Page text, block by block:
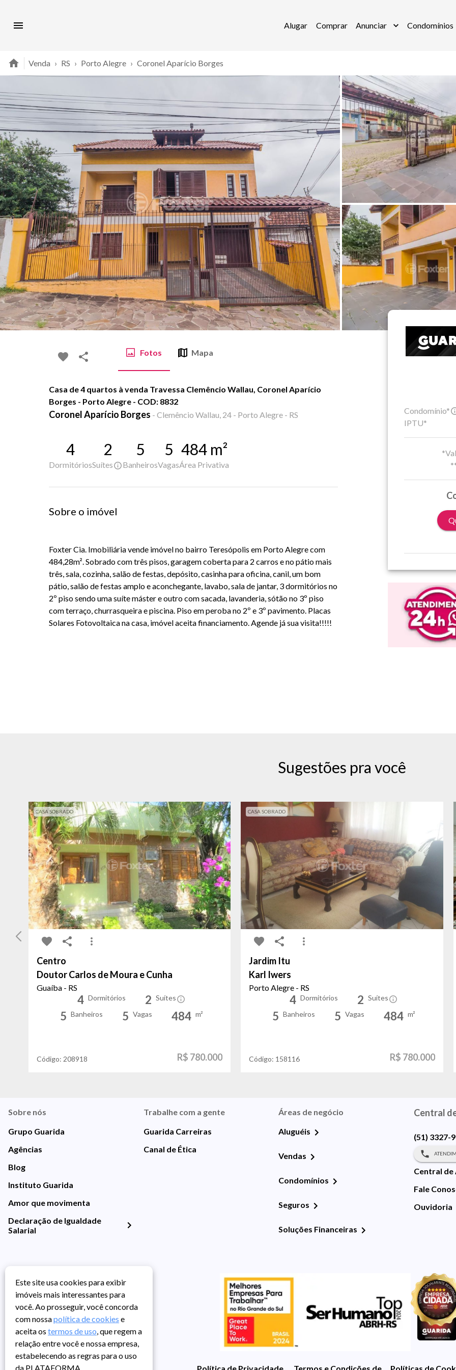
Alugar Comprar Anunciar Condomínios
Venda › RS › Porto Alegre › Coronel Aparício Borges
Fotos Mapa
Casa de 4 quartos à venda Travessa Clemêncio Wallau, Coronel Aparício
Borges - Porto Alegre - COD: 8832
Coronel Aparício Borges - Clemêncio Wallau, 24 - Porto Alegre - RS
4
Dormitórios
2
Suítes
5
Banheiros
5
Vagas
484 m²
Área Privativa
Sobre o imóvel
Foxter Cia. Imobiliária vende imóvel no bairro Teresópolis em Porto Alegre com
484,28m². Sobrado com três pisos, garagem coberta para 2 carros e no pátio mais
três, sala, cozinha, salão de festas, depósito, casinha para oficina, canil, um bom
pátio, salão de festas amplo e aconchegante, lavabo, sala de jantar, 3 dormitórios no
2º piso sendo uma suíte máster e outro com sacada, lavanderia, sótão no 3º piso
com terraço, churrasqueira e piscina. Piso em peroba no 2º e 3º pavimento. Placas
Solares Fotovoltaica na casa, imóvel aceita financiamento. Agende já sua visita!!!!!
Condomínio*
IPTU*
Sugestões pra você
CASA SOBRADO
Centro
Doutor Carlos de Moura e Cunha
Guaíba - RS
4 Dormitórios 2 Suítes
5 Banheiros 5 Vagas 484 m²
Código: 208918 R$ 780.000
CASA SOBRADO
Jardim Itu
Karl Iwers
Porto Alegre - RS
4 Dormitórios 2 Suítes
5 Banheiros 5 Vagas 484 m²
Código: 158116 R$ 780.000
Sobre nós
Grupo Guarida
Agências
Blog
Instituto Guarida
Amor que movimenta
Declaração de Igualdade
Salarial
Trabalhe com a gente
Guarida Carreiras
Canal de Ética
Áreas de negócio
Aluguéis
Vendas
Condomínios
Seguros
Soluções Financeiras
Central
(51) 3327-
Central de
Fale
Ouvidoria
Política de Privacidade Termos e Condições de UsoPolíticas de
Este site usa cookies para exibir
imóveis mais interessantes para
você. Ao prosseguir, você concorda
com nossapolítica de cookies e
aceita os termos de uso, que regem a
relação entre você e nossa empresa,
estabelecendo as regras para o uso
da PLATAFORMA.